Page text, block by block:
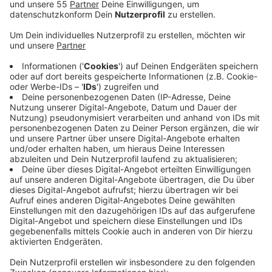
eine solche Veloroute lohnen würde.
Jetzt im Sommer wollen Wuppertal, Düsseldorf und
der Kreis Mettmann eine Machbarkeitsstudie dazu
starten. Damit soll zum einen herausgefunden werden,
ob überhaupt genügend Radfahrer eine solche Route
nutzen würden. Zum anderen aber auch, wo die
Veloroute verlaufen könnte. Erste Entwürfe wurden
gestern der Düsseldorfer Politik vorgestellt. Im
Wesentlichen gibt es bislang zwei Varianten. Eine führt
von den östlichen Düsseldorfer Stadtteilen über
Erkrath, den Süden Mettmanns und Haan-Gruiten bis
nach Wuppertal. Die andere folgt im Wesentlichen der
A46 und würde zwischen Hilden und Erkrath-Hochdahl